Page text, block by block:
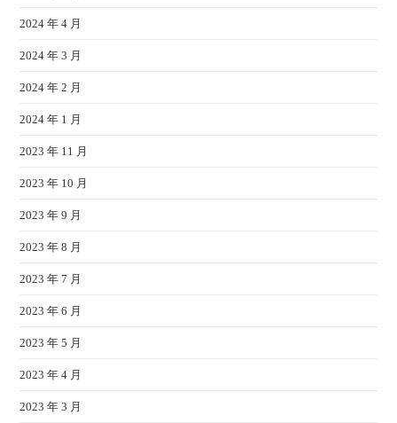
2024 年 4 月
2024 年 3 月
2024 年 2 月
2024 年 1 月
2023 年 11 月
2023 年 10 月
2023 年 9 月
2023 年 8 月
2023 年 7 月
2023 年 6 月
2023 年 5 月
2023 年 4 月
2023 年 3 月